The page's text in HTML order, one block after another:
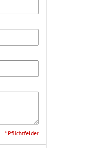
* Pflichtfelder